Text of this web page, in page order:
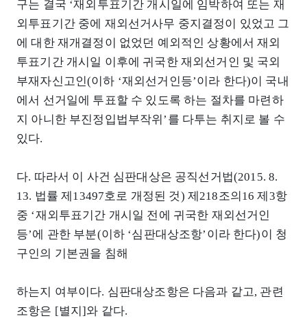
구는 결국 ‘재외투표기간 개시일에 임박하여 또는 재
외투표기간 중에 재외선거사무 중지결정이 있었고 그
에 대한 재개결정이 없었던 예외적인 상황에서 재외
투표기간 개시일 이후에 귀국한 재외선거인 및 국외
부재자신고인(이하 ‘재외선거인등’이라 한다)이 국내
에서 선거일에 투표할 수 있도록 하는 절차를 마련하
지 아니한 부진정입법부작위’를 다투는 취지로 볼 수
있다.
다. 따라서 이 사건 심판대상은 공직선거법(2015. 8.
13. 법률 제13497호로 개정된 것) 제218조의16 제3항
중 ‘재외투표기간 개시일 전에 귀국한 재외선거인
등’에 관한 부분(이하 ‘심판대상조항’이라 한다)이 청
구인의 기본권을 침해
하는지 여부이다. 심판대상조항은 다음과 같고, 관련
조항은 [별지]와 같다.